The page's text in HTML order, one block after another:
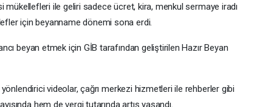
mükellefleri ile geliri sadece ücret, kira, menkul sermaye iradı
için beyanname dönemi sona erdi.
beyan etmek için GİB tarafından geliştirilen Hazır Beyan
videolar, çağrı merkezi hizmetleri ile rehberler gibi
hem de vergi tutarında artış yaşandı.